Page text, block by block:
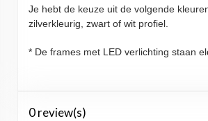
​Je hebt de keuze uit de volgende
zilverkleurig, zwart of wit profiel.
* De frames met LED verlichting staan
0 review(s)